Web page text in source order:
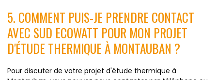
5. COMMENT PUIS-JE PRENDRE CONTACT
AVEC SUD ECOWATT POUR MON PROJET
D'ÉTUDE THERMIQUE À MONTAUBAN ?
Pour discuter de votre projet d'étude thermique à